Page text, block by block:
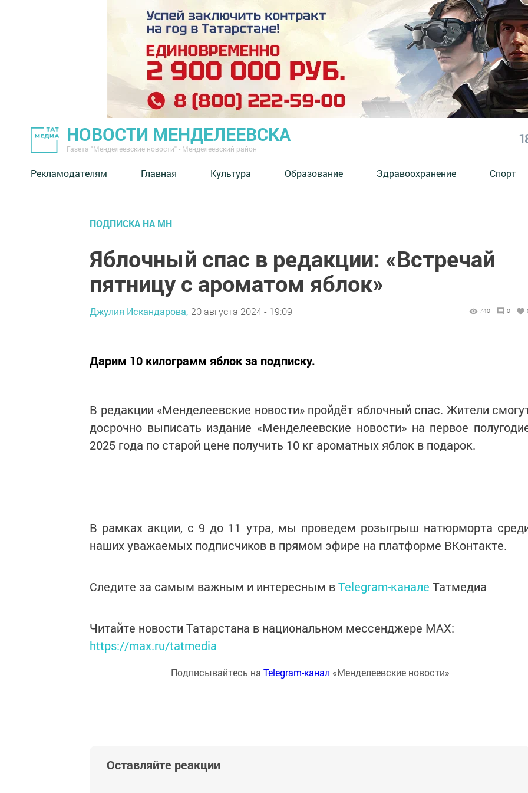
НОВОСТИ МЕНДЕЛЕЕВСКА
Газета "Менделеевские новости" - Менделеевский район
Рекламодателям Главная Культура Образование Здравоохранение Спорт
ПОДПИСКА НА МН
Яблочный спас в редакции: «Встречай
пятницу с ароматом яблок»
Джулия Искандарова, 20 августа 2024 - 19:09 740 0
Дарим 10 килограмм яблок за подписку.
В редакции «Менделеевские новости» пройдёт яблочный спас. Жители
досрочно выписать издание «Менделеевские новости» на первое
2025 года по старой цене получить 10 кг ароматных яблок в подарок.
В рамках акции, с 9 до 11 утра, мы проведем розыгрыш натюрморта
наших уважаемых подписчиков в прямом эфире на платформе ВКонтакте.
Следите за самым важным и интересным вTelegram-канале Татмедиа
Читайте новости Татарстана в национальном мессенджере MАХ:
https://max.ru/tatmedia
Подписывайтесь на Telegram-канал «Менделеевские новости»
Оставляйте реакции